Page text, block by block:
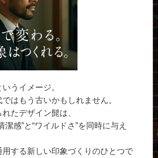
いうイメージ。
はもう古いかもしれません。
たデザイン髭は、
潔感”と“ワイルドさ”を同時に与え
用する新しい印象づくりのひとつで